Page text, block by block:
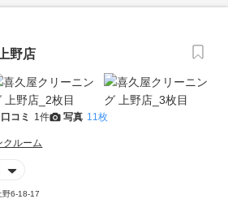
野店
口コミ 1件 写真 11枚
クルーム
野6-18-17